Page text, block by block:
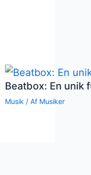
Beatbox: En unik
Musik / Af Musiker